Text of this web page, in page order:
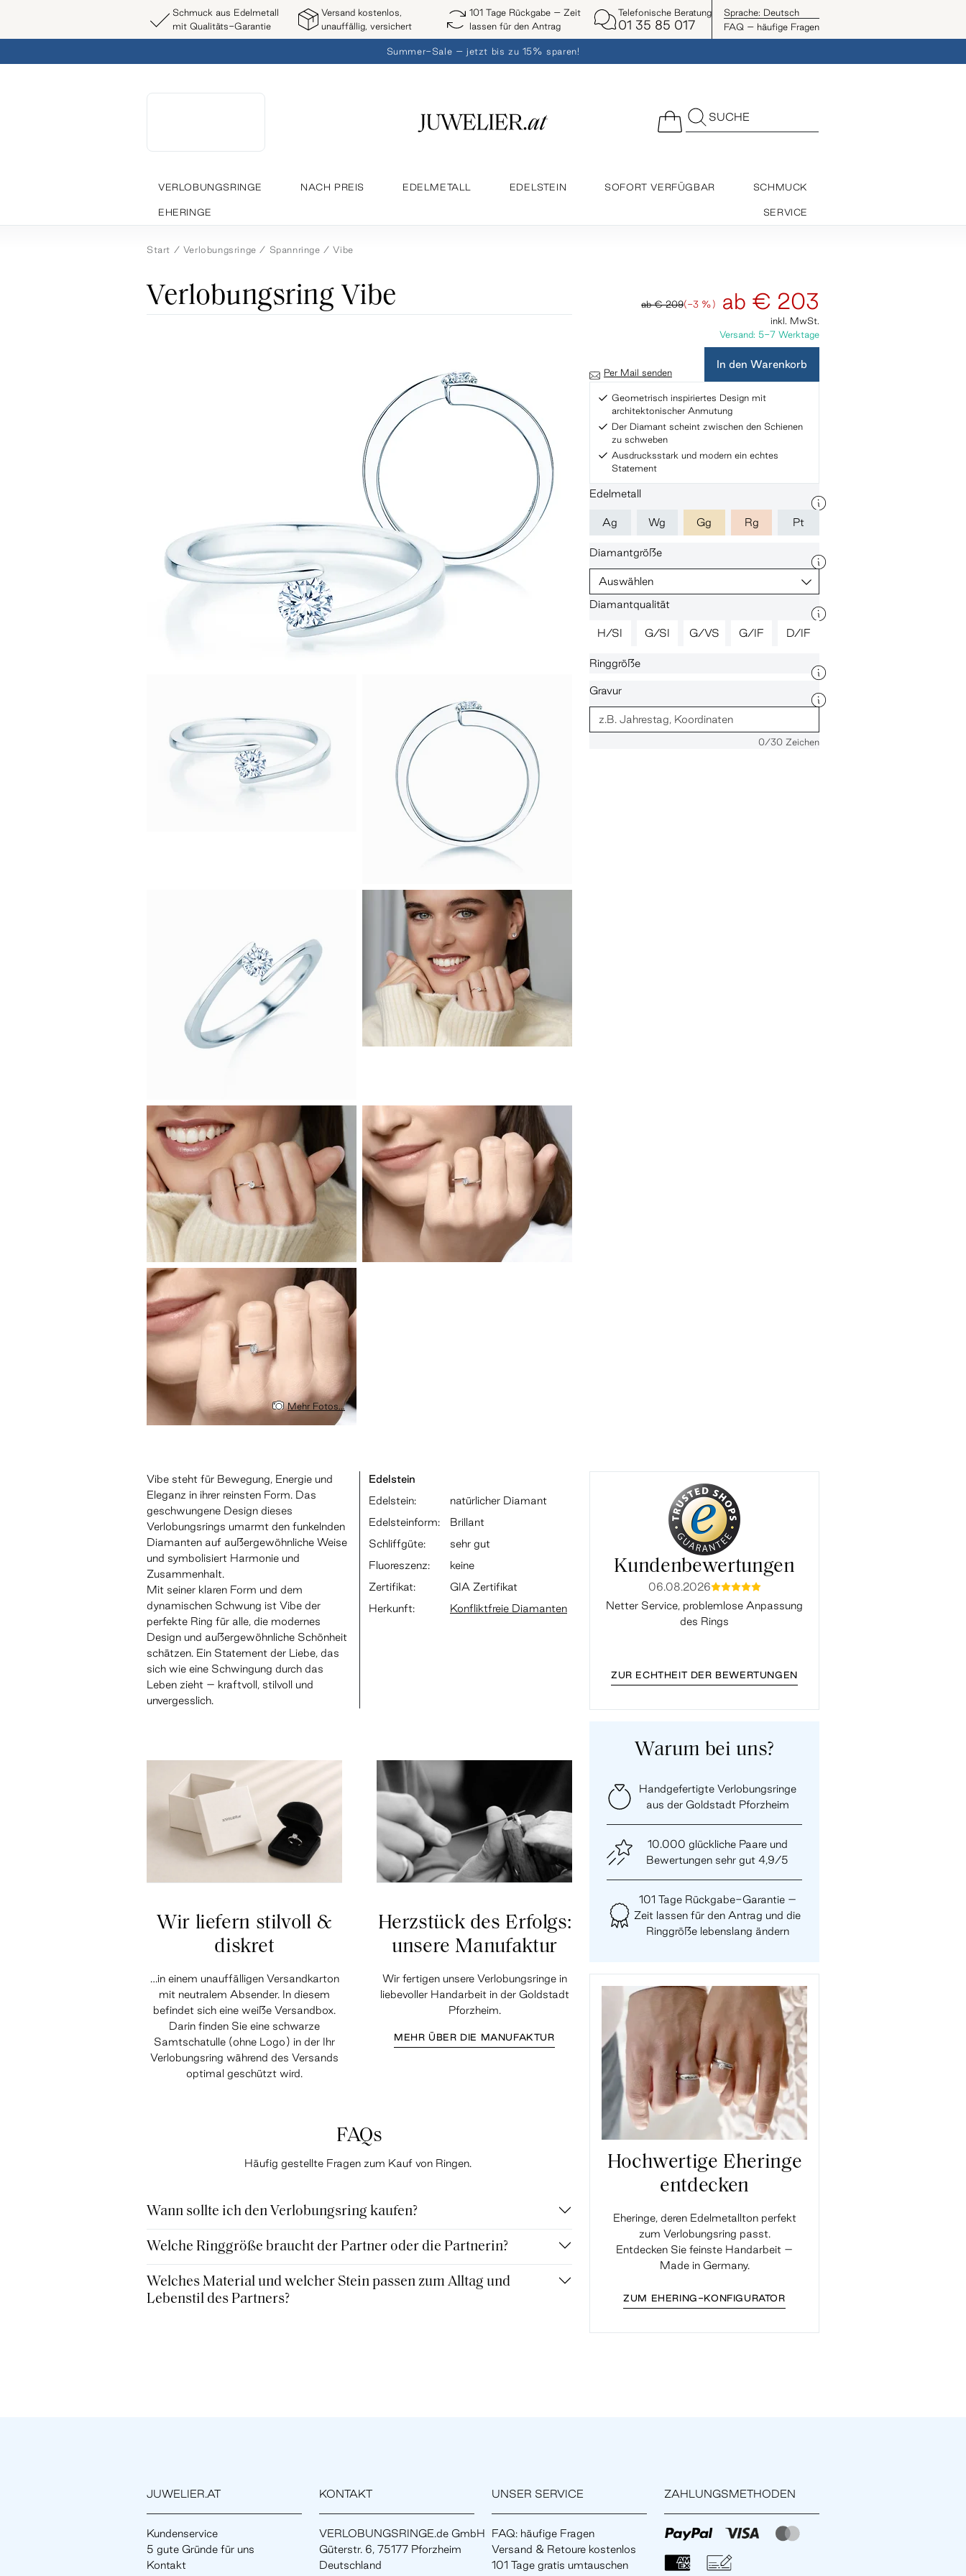
Schmuck aus Edelmetall
mit Qualitäts-Garantie
Versand kostenlos,
unauffällig, versichert
101 Tage Rückgabe – Zeit
lassen für den Antrag
Telefonische Beratung
01 35 85 017
Sprache: Deutsch
FAQ – häufige Fragen
Summer-Sale – jetzt bis zu 15% sparen!
SUCHE
VERLOBUNGSRINGE NACH PREIS EDELMETALL EDELSTEIN SOFORT VERFÜGBAR SCHMUCK
EHERINGE SERVICE
Start Verlobungsringe Spannringe Vibe
Verlobungsring Vibe
Mehr Fotos...
ab€ 209(-3 %) ab € 203
inkl. MwSt.
Versand: 5-7 Werktage
Per Mail senden
In den Warenkorb
Geometrisch inspiriertes Design mit
architektonischer Anmutung
Der Diamant scheint zwischen den Schienen
zu schweben
Ausdrucksstark und modern ein echtes
Statement
Edelmetall
Ag Wg Gg Rg Pt
Diamantgröße
Auswählen
Diamantqualität
H/SI G/SI G/VS G/IF D/IF
Ringgröße
Gravur
0/30 Zeichen
Vibe steht für Bewegung, Energie und
Eleganz in ihrer reinsten Form. Das
geschwungene Design dieses
Verlobungsrings umarmt den funkelnden
Diamanten auf außergewöhnliche Weise
und symbolisiert Harmonie und
Zusammenhalt.
Mit seiner klaren Form und dem
dynamischen Schwung ist Vibe der
perfekte Ring für alle, die modernes
Design und außergewöhnliche Schönheit
schätzen. Ein Statement der Liebe, das
sich wie eine Schwingung durch das
Leben zieht – kraftvoll, stilvoll und
unvergesslich.
Edelstein
Edelstein:
natürlicher Diamant
Edelsteinform:
Brillant
Schliffgüte:
sehr gut
Fluoreszenz:
keine
Zertifikat:
GIA Zertifikat
Herkunft:
Konfliktfreie Diamanten
Wir liefern stilvoll &
diskret
…in einem unauffälligen Versandkarton
mit neutralem Absender. In diesem
befindet sich eine weiße Versandbox.
Darin finden Sie eine schwarze
Samtschatulle (ohne Logo) in der Ihr
Verlobungsring während des Versands
optimal geschützt wird.
Herzstück des Erfolgs:
unsere Manufaktur
Wir fertigen unsere Verlobungsringe in
liebevoller Handarbeit in der Goldstadt
Pforzheim.
MEHR ÜBER DIE MANUFAKTUR
FAQs
Häufig gestellte Fragen zum Kauf von Ringen.
Wann sollte ich den Verlobungsring kaufen?
Welche Ringgröße braucht der Partner oder die Partnerin?
Welches Material und welcher Stein passen zum Alltag und
Lebenstil des Partners?
Kundenbewertungen
06.08.2026mmmmm
Netter Service, problemlose Anpassung
des Rings
ZUR ECHTHEIT DER BEWERTUNGEN
Warum bei uns?
Handgefertigte Verlobungsringe
aus der Goldstadt Pforzheim
10.000 glückliche Paare und
Bewertungen sehr gut 4,9/5
101 Tage Rückgabe-Garantie –
Zeit lassen für den Antrag und die
Ringgröße lebenslang ändern
Hochwertige Eheringe
entdecken
Eheringe, deren Edelmetallton perfekt
zum Verlobungsring passt.
Entdecken Sie feinste Handarbeit –
Made in Germany.
ZUM EHERING-KONFIGURATOR
JUWELIER.AT
Kundenservice
5 gute Gründe für uns
Kontakt
KONTAKT
VERLOBUNGSRINGE.de GmbH
Güterstr. 6, 75177 Pforzheim
Deutschland
UNSER SERVICE
FAQ: häufige Fragen
Versand & Retoure kostenlos
101 Tage gratis umtauschen
ZAHLUNGSMETHODEN